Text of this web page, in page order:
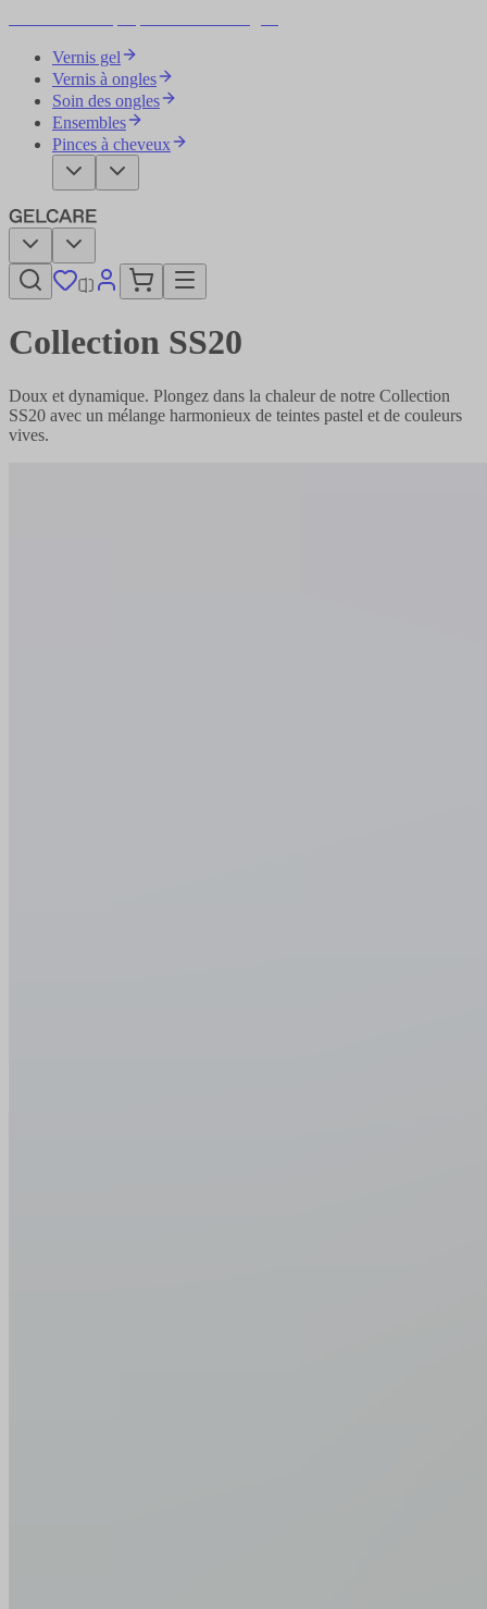
Vernis gel
Vernis à ongles
Soin des ongles
Ensembles
Pinces à cheveux
Collection SS20
Doux et dynamique. Plongez dans la chaleur de notre Collection
SS20 avec un mélange harmonieux de teintes pastel et de couleurs
vives.